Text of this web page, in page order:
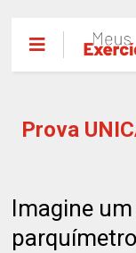
Prova
Imagine